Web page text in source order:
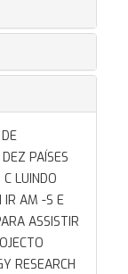
PAÍSES
LUINDO
IR AM -S E
ASSISTIR
RESEARCH